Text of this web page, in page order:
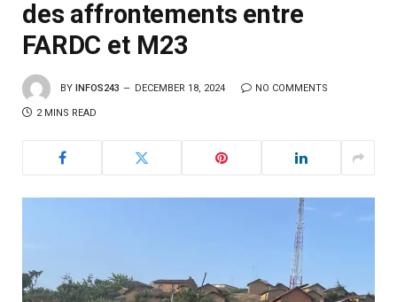
des affrontements entre
FARDC et M23
BY INFOS243 DECEMBER 18, 2024 NO COMMENTS
2 MINS READ